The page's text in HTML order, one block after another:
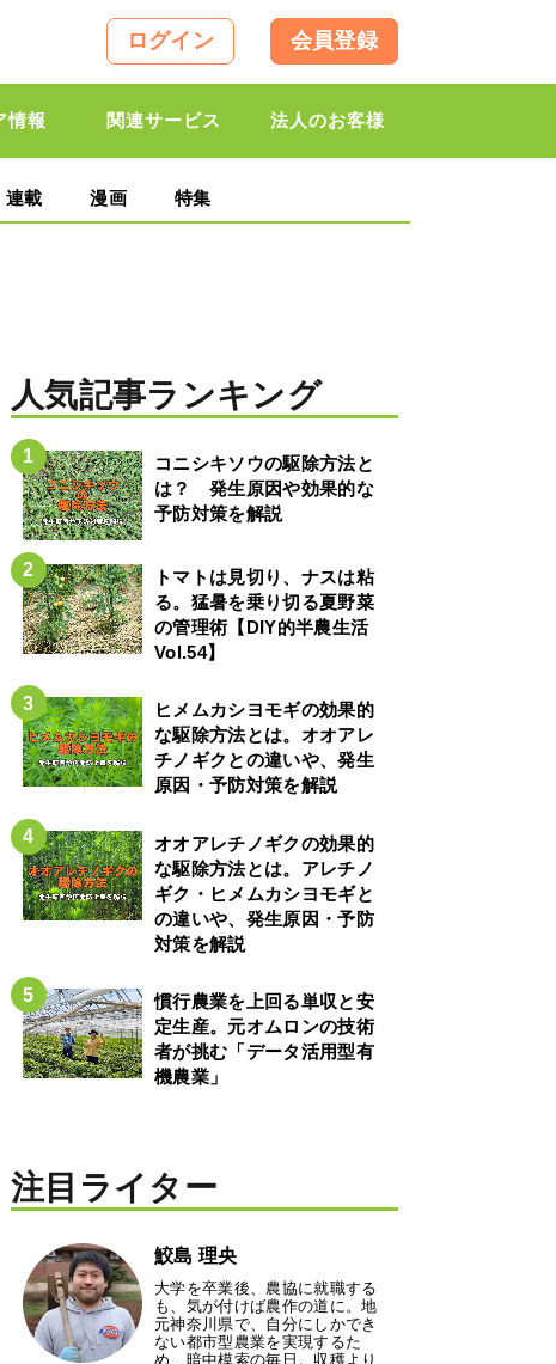
ログイン 会員登録
情報 関連サービス 法人のお客様
連載 漫画 特集
人気記事ランキング
コニシキソウの駆除方法と
は？ 発生原因や効果的な
予防対策を解説
トマトは見切り、ナスは粘
る。猛暑を乗り切る夏野菜
の管理術【DIY的半農生活
Vol.54】
ヒメムカシヨモギの効果的
な駆除方法とは。オオアレ
チノギクとの違いや、発生
原因・予防対策を解説
オオアレチノギクの効果的
な駆除方法とは。アレチノ
ギク・ヒメムカシヨモギと
の違いや、発生原因・予防
対策を解説
慣行農業を上回る単収と安
定生産。元オムロンの技術
者が挑む「データ活用型有
機農業」
注目ライター
鮫島 理央
大学を卒業後、農協に就職する
も、気が付けば農作の道に。地
元神奈川県で、自分にしかでき
ない都市型農業を実現するた
め、暗中模索の毎日。収穫より